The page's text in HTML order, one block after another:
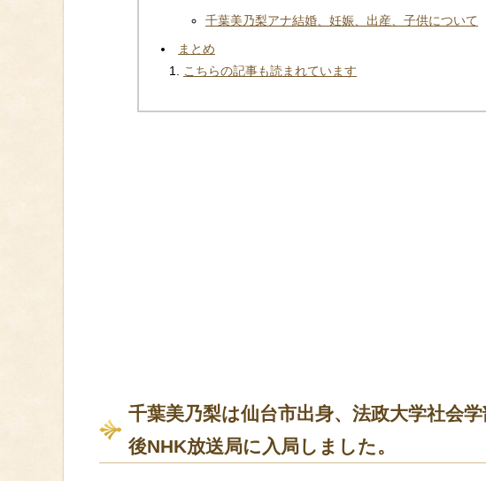
千葉美乃梨アナ結婚、妊娠、出産、子供について
まとめ
こちらの記事も読まれています
千葉美乃梨は仙台市出身、法政大学社会
後NHK放送局に入局しました。